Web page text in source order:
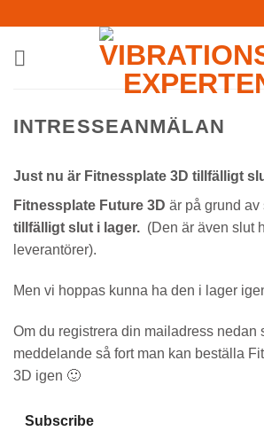
content
INTRESSEANMÄLAN
Just nu är Fitnessplate 3D tillfälligt
Fitnessplate Future 3D är på grund av
tillfälligt slut i lager. (Den är även slut
leverantörer).
Men vi hoppas kunna ha den i lager
Om du registrera din mailadress nedan
meddelande så fort man kan beställa
3D igen 🙂
Subscribe